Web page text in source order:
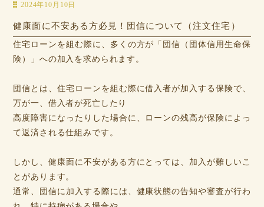
2024年10月10日
健康面に不安ある方必見！団信について（注文住宅）
住宅ローンを組む際に、多くの方が「団信（団体信用生命保
険）」への加入を求められます。
団信とは、住宅ローンを組む際に借入者が加入する保険で、
万が一、借入者が死亡したり
高度障害になったりした場合に、ローンの残高が保険によっ
て返済される仕組みです。
しかし、健康面に不安がある方にとっては、加入が難しいこ
とがあります。
通常、団信に加入する際には、健康状態の告知や審査が行わ